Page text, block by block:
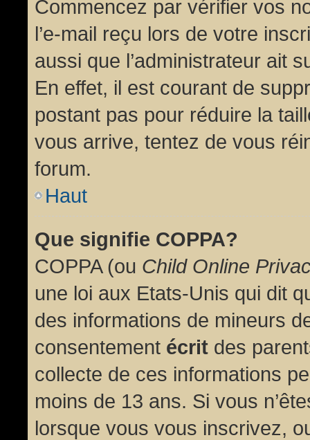
Commencez par vérifier vos
l’e-mail reçu lors de votre
aussi que l’administrateur ait
En effet, il est courant de
postant pas pour réduire la
vous arrive, tentez de vous
forum.
Haut
Que signifie COPPA?
COPPA (ou Child Online
une loi aux Etats-Unis qui dit
des informations de mineurs
consentement écrit des
collecte de ces informations
moins de 13 ans. Si vous
lorsque vous vous inscrivez,